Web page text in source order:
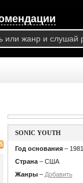
SONIC YOUTH
Год основания– 1981
Страна– США
Жанры– Добавить